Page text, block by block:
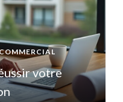
votre